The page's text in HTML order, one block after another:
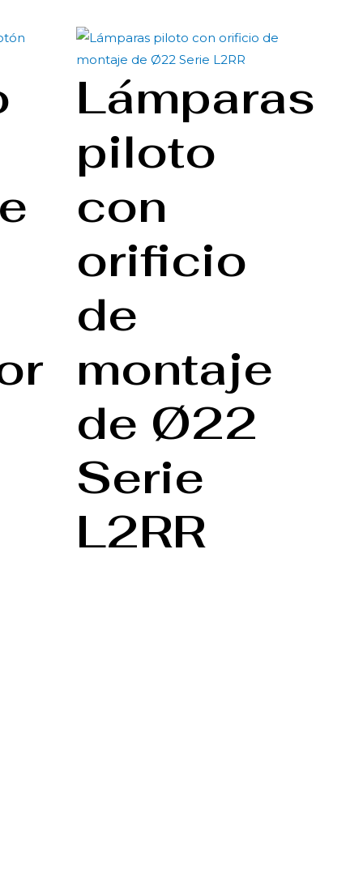
Lámparas
piloto
con
orificio
de
montaje
de Ø22
Serie
L2RR